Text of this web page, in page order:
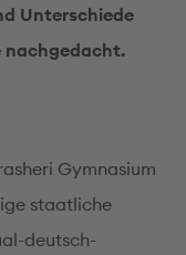
Unterschiede
nachgedacht.
Gymnasium
staatliche
deutsch-